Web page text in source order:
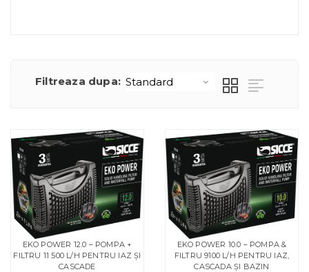
Filtreaza dupa:
EKO POWER 12.0 – POMPA +
FILTRU 11 500 L/H PENTRU IAZ ȘI
CASCADE
EKO POWER 10.0 – POMPA &
FILTRU 9100 L/H PENTRU IAZ,
CASCADA ȘI BAZIN